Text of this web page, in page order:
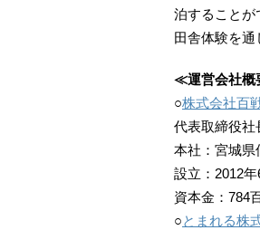
泊することが
田舎体験を通
≪運営会社
○株式会社百
代表取締役社
本社：宮城県
設立：2012年
資本金：784
○とまれる株